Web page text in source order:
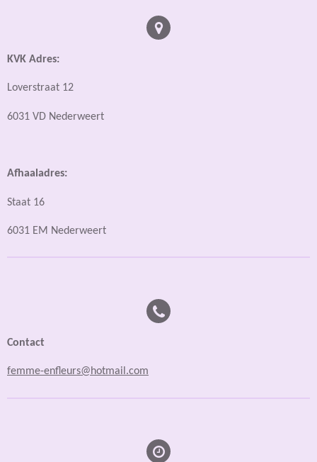
KVK Adres:
Loverstraat 12
6031 VD Nederweert
Afhaaladres:
Staat 16
6031 EM Nederweert
Contact
femme-enfleurs@hotmail.com